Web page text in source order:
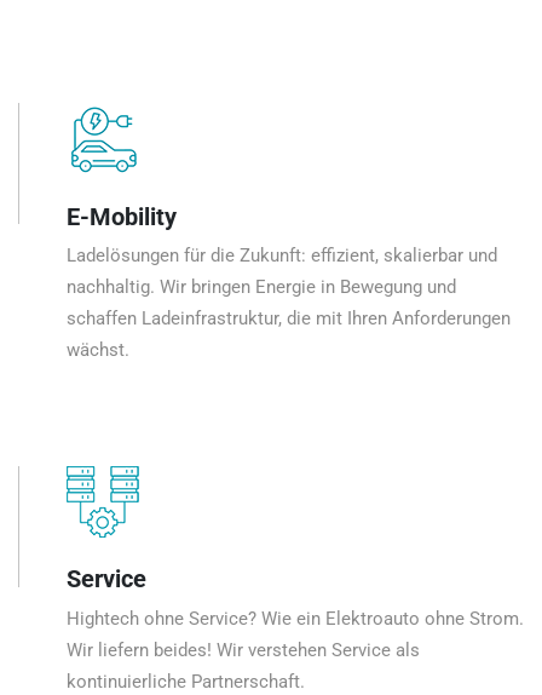
E-Mobility
Ladelösungen für die Zukunft: effizient, skalierbar und
nachhaltig. Wir bringen Energie in Bewegung und
schaffen Ladeinfrastruktur, die mit Ihren Anforderungen
wächst.
Service
Hightech ohne Service? Wie ein Elektroauto ohne Strom.
Wir liefern beides! Wir verstehen Service als
kontinuierliche Partnerschaft.